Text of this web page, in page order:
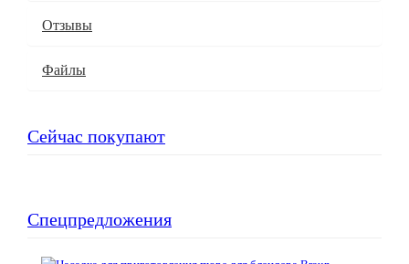
Отзывы
Файлы
Сейчас покупают
Спецпредложения